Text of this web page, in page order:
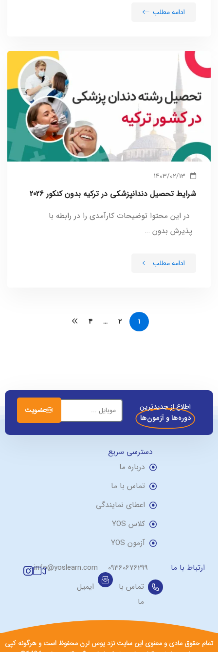
ادامه مطلب
1403/02/13
شرایط تحصیل دندانپزشکی در ترکیه بدون کنکور 2026
در این محتوا توضیحات کارآمدی را در رابطه با
پذیرش بدون …
ادامه مطلب
1
2
…
4
اطلاع از جدیدترین
دوره‌ها و آزمون‌ها
عضویت
دسترسی سریع
درباره ما
تماس با ما
اعطای نمایندگی
کلاس YOS
آزمون YOS
ارتباط با ما
09360676299
تماس با
ما
info@yoslearn.com
ایمیل
تمام حقوق مادی و معنوی این سایت نزد یوس لرن محفوظ است و هرگونه کپی